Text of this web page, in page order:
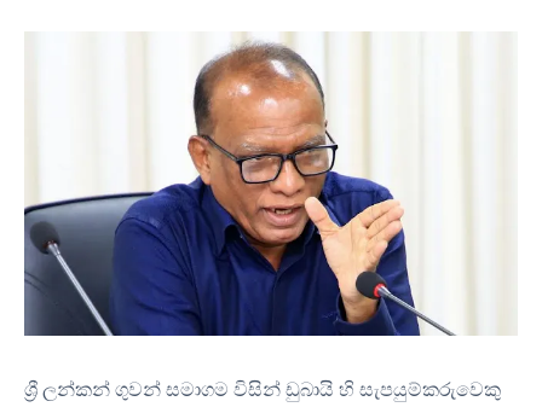
ශ්‍රී ලන්කන් ගුවන් සමාගම විසින් ඩුබායි හි සැපයුම්කරුවෙකු